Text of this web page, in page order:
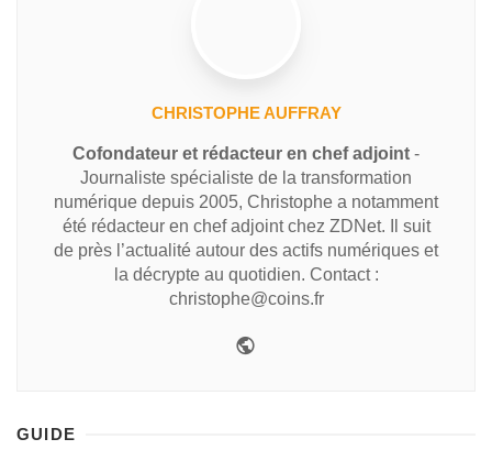
CHRISTOPHE AUFFRAY
Cofondateur et rédacteur en chef adjoint -
Journaliste spécialiste de la transformation
numérique depuis 2005, Christophe a notamment
été rédacteur en chef adjoint chez ZDNet. Il suit
de près l’actualité autour des actifs numériques et
la décrypte au quotidien. Contact :
christophe@coins.fr
GUIDE